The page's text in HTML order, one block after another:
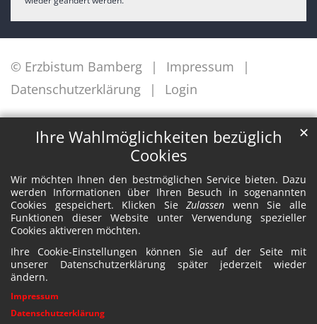
Ihre Wahlmöglichkeiten bezüglich
Cookies
Wir möchten Ihnen den bestmöglichen Service bieten. Dazu
werden Informationen über Ihren Besuch in sogenannten
Cookies gespeichert. Klicken SieZulassen wenn Sie alle
Funktionen dieser Website unter Verwendung spezieller
Cookies aktiveren möchten.
Ihre Cookie-Einstellungen können Sie auf der Seite mit
unserer Datenschutzerklärung später jederzeit wieder
ändern.
✕
Impressum
Datenschutzerklärung
© Erzbistum Bamberg
Impressum
Datenschutzerklärung
Login